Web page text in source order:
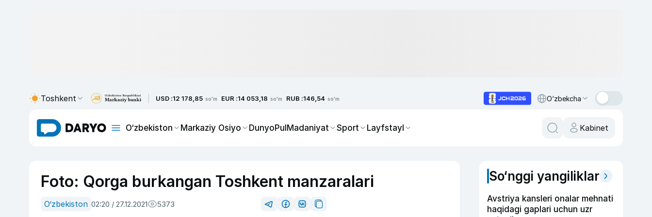
Toshkent USD :12 178,85 so'm EUR :14 053,18 so'm RUB :146,54 so'm O‘zbekcha
O‘zbekiston Markaziy Osiyo DunyoPulMadaniyat Sport Layfstayl Kabinet
Foto: Qorga burkangan Toshkent manzaralari
O‘zbekiston 02:20 / 27.12.2021 5373
So‘nggi yangiliklar
Avstriya kansleri onalar mehnati
haqidagi gaplari uchun uzr